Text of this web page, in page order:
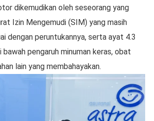
dikemudikan oleh seseorang yang
Izin Mengemudi (SIM) yang masih
dengan peruntukannya, serta ayat 4.3
bawah pengaruh minuman keras, obat
lain yang membahayakan.